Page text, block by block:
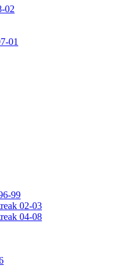
02
01
99
02-03
04-08